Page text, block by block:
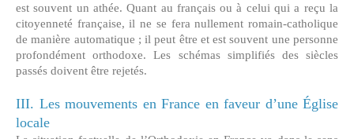
est souvent un athée. Quant au français ou à celui qui a reçu la
citoyenneté française, il ne se fera nullement romain-catholique
de manière automatique ; il peut être et est souvent une personne
profondément orthodoxe. Les schémas simplifiés des siècles
passés doivent être rejetés.
III. Les mouvements en France en faveur d’une Église
locale